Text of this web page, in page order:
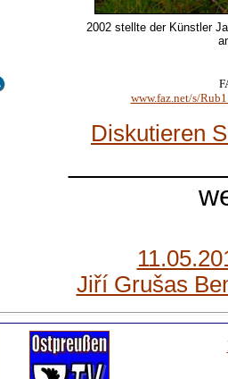
2002 stellte der Künstler
www.faz.net/s/
Diskutieren
Jiří Grušas